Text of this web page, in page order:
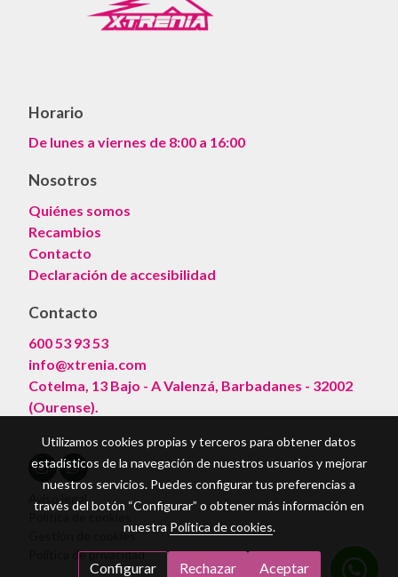
Horario
De lunes a viernes de 8:00 a 16:00
Nosotros
Quiénes somos
Recambios
Contacto
Declaración de accesibilidad
Contacto
600 53 93 53
info@xtrenia.com
Cotelma, 13 Bajo - A Valenzá, Barbadanes - 32002
(Ourense).
Aviso legal
Gestión de cookies
Política de privacidad
Utilizamos cookies propias y terceros para obtener datos
estadísticos de la navegación de nuestros usuarios y mejorar
nuestros servicios. Puedes configurar tus preferencias a
través del botón “Configurar” o obtener más información en
nuestra Política de cookies.
Configurar Rechazar Aceptar